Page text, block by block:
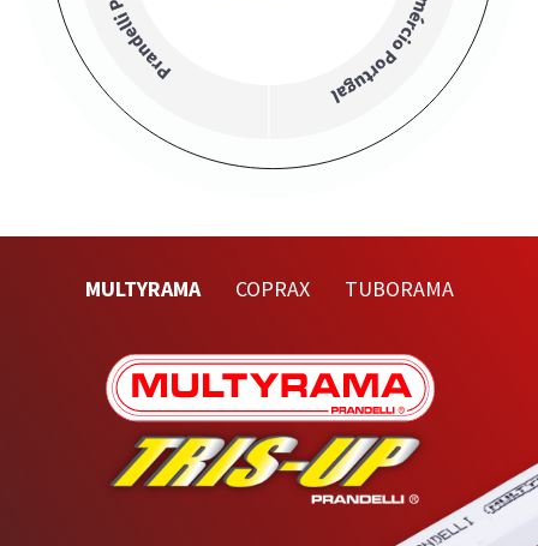
MULTYRAMA COPRAX TUBORAMA
Precedente